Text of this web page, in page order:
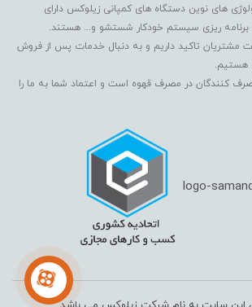
های نوین دستگاه های کمپانی زیلوکس دارای
برنامه ریزی سیستم خودکار شستشو و... هستند.
مشتریان تاکید داریم و به دنبال خدمات پس از فروش
هستیم.
کنندگان در مصرف قهوه است و اعتماد شما به ما را